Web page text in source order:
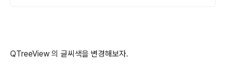
QTreeView 의 글씨색을 변경해보자.